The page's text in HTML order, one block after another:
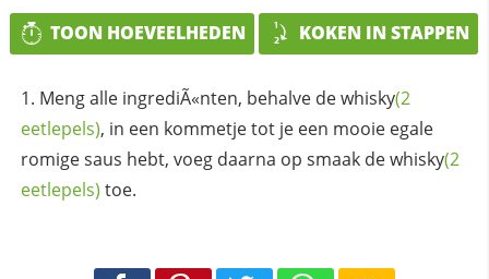
TOON HOEVEELHEDEN KOKEN IN STAPPEN
Meng alle ingrediÃ«nten, behalve dewhisky(2
eetlepels), in een kommetje tot je een mooie egale
romige saus hebt, voeg daarna op smaak dewhisky(2
eetlepels) toe.